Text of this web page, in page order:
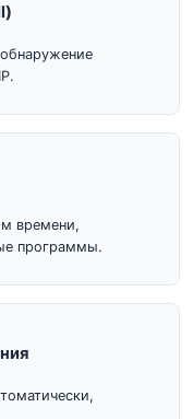
времени,
программы.